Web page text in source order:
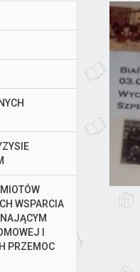
WSPARCIA
I
PRZEMOC